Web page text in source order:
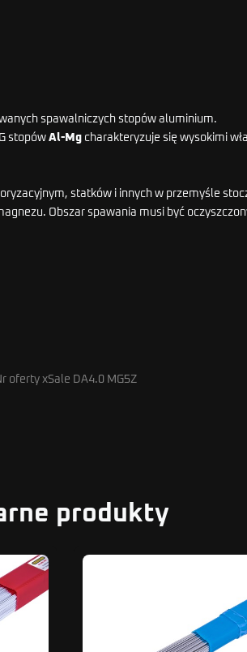
spawalniczych stopów aluminium.
stopów Al-Mg charakteryzuje się wysokimi
statków i innych w przemyśle
Obszar spawania musi być
oferty xSale DA4.0 MG5Z
produkty